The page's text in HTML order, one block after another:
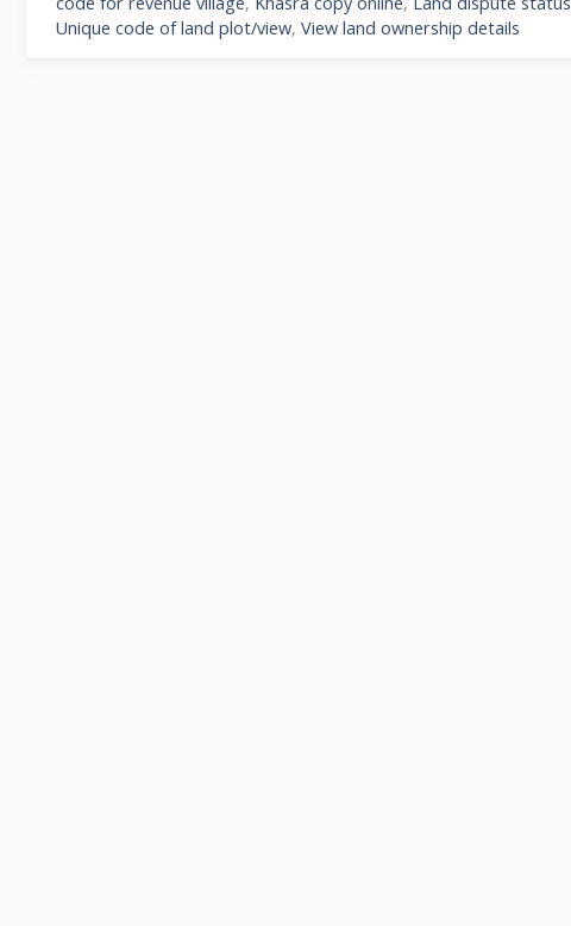
Unique code of land plot/view, View land ownership details